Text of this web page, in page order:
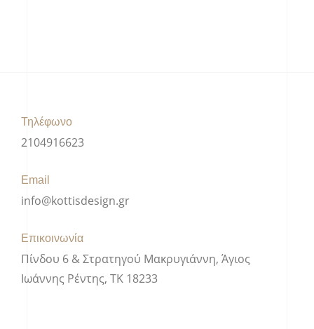
Τηλέφωνο
2104916623
Email
info@kottisdesign.gr
Επικοινωνία
Πίνδου 6 & Στρατηγού Μακρυγιάννη, Άγιος
Ιωάννης Ρέντης, ΤΚ 18233